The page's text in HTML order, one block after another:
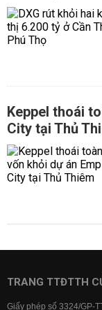
Keppel thoái
City tại Thủ
TRANG TTĐTTH
Giấy phép số 3324/GP-